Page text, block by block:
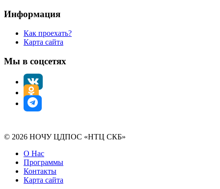
Информация
Как проехать?
Карта сайта
Мы в соцсетях
© 2026 НОЧУ ЦДПОС «НТЦ СКБ»
О Нас
Программы
Контакты
Карта сайта